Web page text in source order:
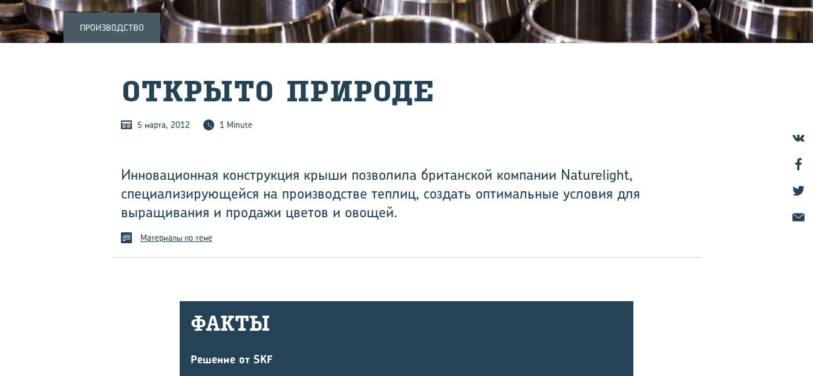
ПРОИЗВОДСТВО
ОТ­КРЫ­ТО ПРИ­РО­ДЕ
5 марта, 2012 1 Minute
Инновационная конструкция крыши позволила британской компании Naturelight,
специализирующейся на производстве теплиц, создать оптимальные условия для
выращивания и продажи цветов и овощей.
Материалы по теме
ФАКТЫ
Решение от SKF